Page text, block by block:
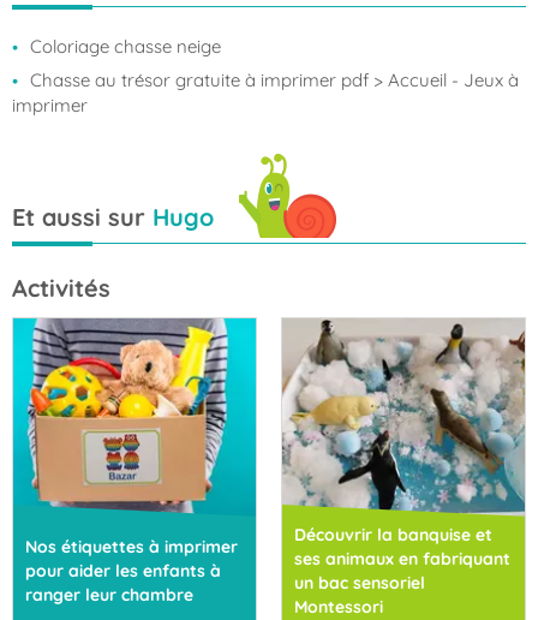
Coloriage chasse neige
Chasse au trésor gratuite à imprimer pdf > Accueil - Jeux à
imprimer
Et aussi sur Hugo
Activités
Nos étiquettes à imprimer
pour aider les enfants à
ranger leur chambre
Découvrir la banquise et
ses animaux en fabriquant
un bac sensoriel
Montessori